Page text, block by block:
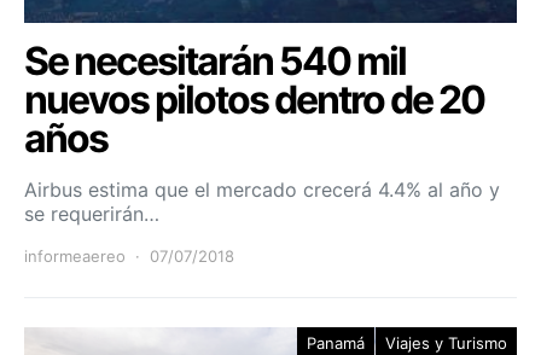
Se necesitarán 540 mil
nuevos pilotos dentro de 20
años
Airbus estima que el mercado crecerá 4.4% al año y
se requerirán…
informeaereo 07/07/2018
Panamá Viajes y Turismo